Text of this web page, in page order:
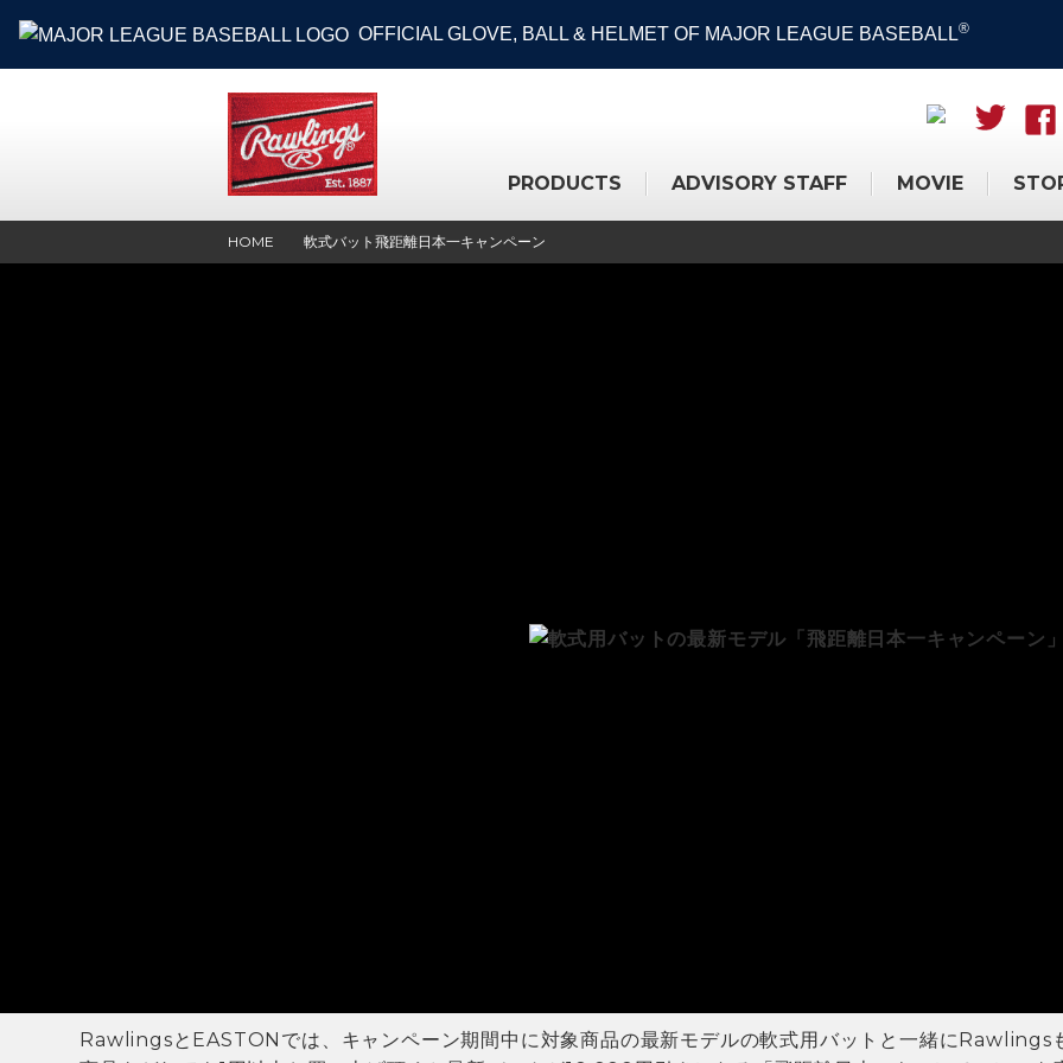
OFFICIAL GLOVE, BALL & HELMET OF MAJOR LEAGUE BASEBALL®
PRODUCTS ADVISORY STAFF MOVIE
HOME 軟式バット飛距離日本一キャンペーン
RawlingsとEASTONでは、キャンペーン期間中に対象商品の最新モデルの軟式用バットと一緒にRawlings